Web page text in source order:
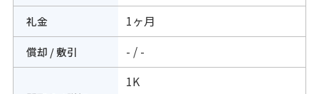
礼金 1ヶ月
償却 / 敷引 - / -
1K